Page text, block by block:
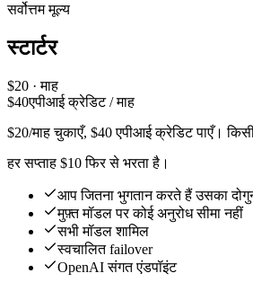
सर्वोत्तम मूल्य
स्टार्टर
$20 · माह
$40एपीआई क्रेडिट / माह
$20/माह चुकाएँ, $40 एपीआई क्रेडिट पाएँ।
हर सप्ताह $10 फिर से भरता है।
आप जितना भुगतान करते हैं उसका
मुफ़्त मॉडल पर कोई अनुरोध सीमा नहीं
सभी मॉडल शामिल
स्वचालित failover
OpenAI संगत एंडपॉइंट